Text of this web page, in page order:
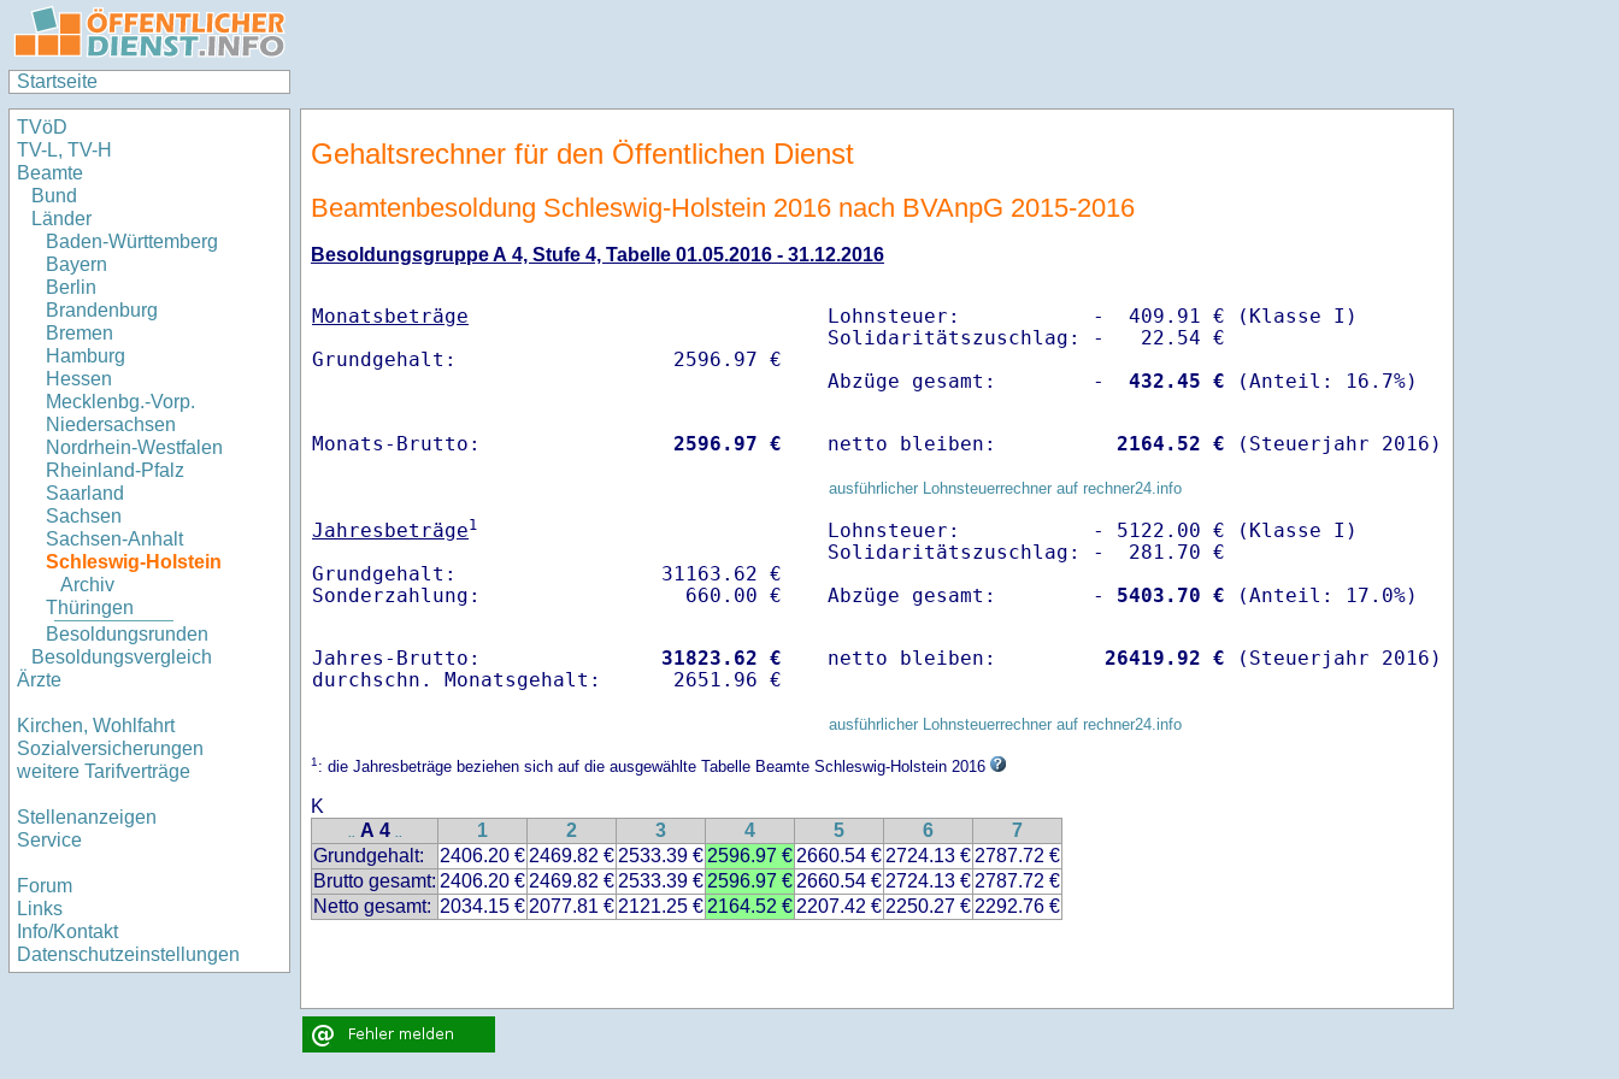
Startseite
TVöD
TV-L, TV-H
Beamte
Bund
Länder
Baden-Württemberg
Bayern
Berlin
Brandenburg
Bremen
Hamburg
Hessen
Mecklenbg.-Vorp.
Niedersachsen
Nordrhein-Westfalen
Rheinland-Pfalz
Saarland
Sachsen
Sachsen-Anhalt
Schleswig-Holstein
Archiv
Thüringen
Besoldungsrunden
Besoldungsvergleich
Ärzte
Kirchen, Wohlfahrt
Sozialversicherungen
weitere Tarifverträge
Stellenanzeigen
Service
Forum
Links
Info/Kontakt
Datenschutzeinstellungen
Gehaltsrechner für den Öffentlichen Dienst
Beamtenbesoldung Schleswig-Holstein 2016 nach BVAnpG 2015-2016
Besoldungsgruppe A 4, Stufe 4, Tabelle 01.05.2016 - 31.12.2016
Monatsbeträge
Lohnsteuer:           -  409.91 € (Klasse I)
Solidaritätszuschlag: -   22.54 €
Abzüge gesamt:        -
  432.45 €
Monats-Brutto: 2596.97 € netto bleiben: 2164.52 € (Steuerjahr 2016)
ausführlicher Lohnsteuerrechner auf rechner24.info
Jahresbeträge1
Grundgehalt:                 31163.62 €
Lohnsteuer:           - 5122.00 € (Klasse I)
Solidaritätszuschlag: -  281.70 €
Abzüge gesamt:        -
5403.70 €
Jahres-Brutto: 31823.62 €
netto bleiben: 26419.92 € (Steuerjahr 2016)
ausführlicher Lohnsteuerrechner auf rechner24.info
1: die Jahresbeträge beziehen sich auf die ausgewählte Tabelle Beamte Schleswig-Holstein 2016
K
.. A 4 .. 1 2 3 4 5 6
7
Grundgehalt:
2406.20 € 2469.82 € 2533.39 € 2596.97 € 2660.54 € 2724.13 € 2787.72 €
Brutto gesamt: 2406.20 € 2469.82 € 2533.39 € 2596.97 € 2660.54 € 2724.13 € 2787.72 €
Netto gesamt: 2034.15 € 2077.81 € 2121.25 € 2164.52 € 2207.42 € 2250.27 € 2292.76 €